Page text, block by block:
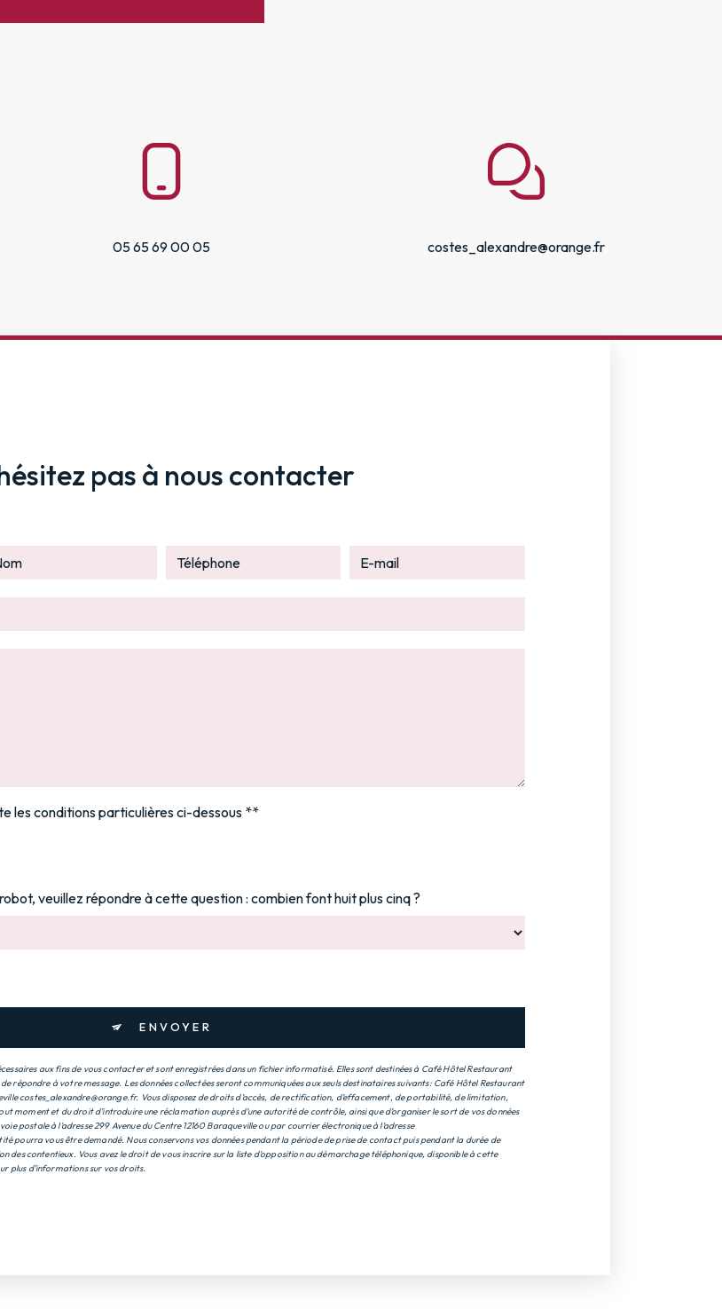
05 65 69 00 05 costes_alexandre@orange.fr
pas à nous contacter
les conditions particulières ci-dessous **
veuillez répondre à cette question : combien font huit plus cinq ?
ENVOYER
aux fins de vous contacter et sont enregistrées dans un fichier informatisé. Elles sont destinées à Café Hôtel Restaurant
répondre à votre message. Les données collectées seront communiquées aux seuls destinataires suivants: Café Hôtel Restaurant
costes_alexandre@orange.fr. Vous disposez de droits d’accès, de rectification, d’effacement, de portabilité, de limitation,
moment et du droit d’introduire une réclamation auprès d’une autorité de contrôle, ainsi que d’organiser le sort de vos données
postale à l'adresse 299 Avenue du Centre 12160 Baraqueville ou par courrier électronique à l'adresse
pourra vous être demandé. Nous conservons vos données pendant la période de prise de contact puis pendant la durée de
des contentieux. Vous avez le droit de vous inscrire sur la liste d'opposition au démarchage téléphonique, disponible à cette
plus d’informations sur vos droits.